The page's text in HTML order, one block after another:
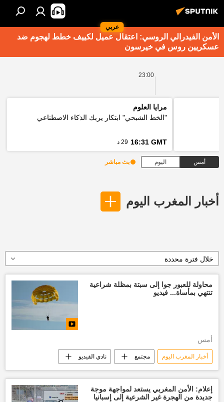
عربي
الأمن الفيدرالي الروسي: اعتقال عميل لكييف خطط لهجوم ضد
عسكريين روس في خيرسون
23:00
مرايا العلوم
"الخط الشبحي" ابتكار يربك الذكاء الاصطناعي
16:31 GMT 29 د
أمس اليوم بث مباشر
أخبار المغرب اليوم
خلال فترة محددة
محاولة للعبور جوا إلى سبتة بمظلة شراعية
تنتهي بمأساة... فيديو
أمس
أخبار المغرب اليوم مجتمع نادي الفيديو
إعلام: الأمن المغربي يستعد لمواجهة موجة
جديدة من الهجرة غير الشرعية إلى إسبانيا